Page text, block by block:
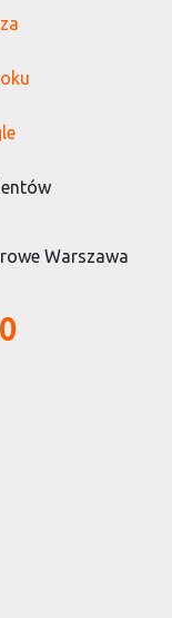
Warszawa